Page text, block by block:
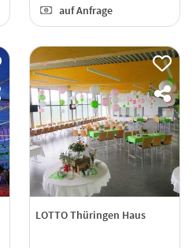
auf Anfrage
LOTTO Thüringen Haus